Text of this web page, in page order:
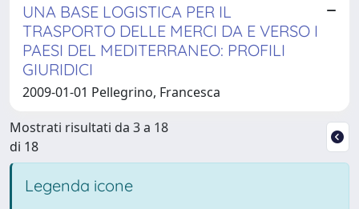
UNA BASE LOGISTICA PER IL
TRASPORTO DELLE MERCI DA E VERSO I
PAESI DEL MEDITERRANEO: PROFILI
GIURIDICI
2009-01-01 Pellegrino, Francesca
Mostrati risultati da 3 a 18
di 18
Legenda icone